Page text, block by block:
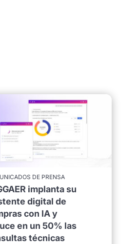
DE PRENSA
implanta su
digital de
con IA y
en un 50% las
técnicas